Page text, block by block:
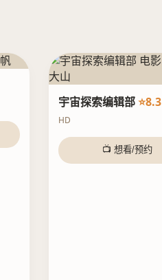
宇宙探索编辑部⭐8.3
HD
📺 想看/预约